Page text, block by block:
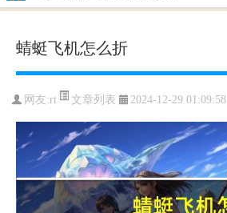
蜻蜓飞机怎么折
网友:rt 文章列表 2024-12-29 01:09:58